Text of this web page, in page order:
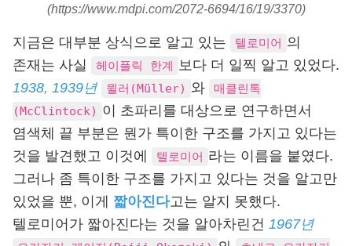
(https://www.mdpi.com/2072-6694/16/19/3370)
지금은 대부분 상식으로 알고 있는 텔로미어 의
존재는 사실
헤이플릭 한계
보다 더 일찍 알고 있었다.
1938, 1939년
뮐러(Müller) 와
매클린톡
(McClintock) 이 초파리를 대상으로 연구하면서
염색체 끝 부분은 뭔가 특이한 구조를 가지고 있다는
것을 발견했고 이것에
텔로미어 라는 이름을 붙였다.
그러나 좀 특이한 구조를 가지고 있다는 것을 알고만
있었을 뿐, 이게 짧아진다고는 알지 못했다.
텔로미어가 짧아진다는 것을 알아차린건 1967년